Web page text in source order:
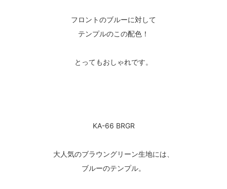
フロントのブルーに対して
テンプルのこの配色！
とってもおしゃれです。
KA-66 BRGR
大人気のブラウングリーン生地には、
ブルーのテンプル。